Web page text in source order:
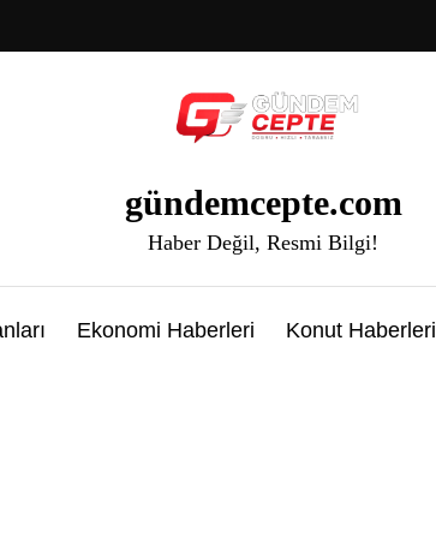
gündemcepte.com
Haber Değil, Resmi Bilgi!
Ekonomi Haberleri Konut Haberleri